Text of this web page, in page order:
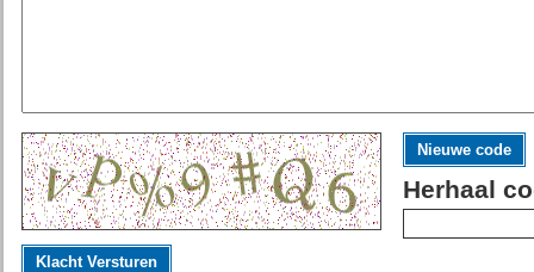
Nieuwe code
Herhaal
Klacht Versturen